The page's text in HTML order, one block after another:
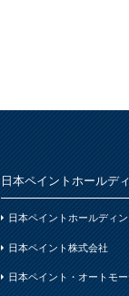
日本ペイントホールデ
日本ペイントホールディ
日本ペイント株式会社
日本ペイント・オートモ